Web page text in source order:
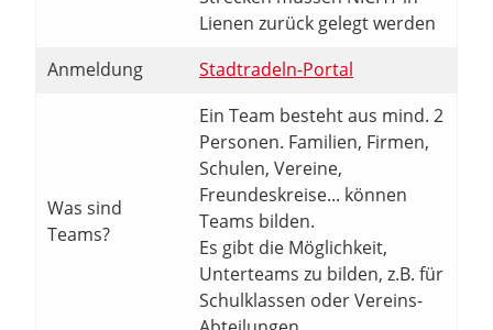
Lienen zurück gelegt werden
Anmeldung
Stadtradeln-Portal
Was sind
Teams?
Ein Team besteht aus mind. 2
Personen. Familien, Firmen,
Schulen, Vereine,
Freundeskreise... können
Teams bilden.
Es gibt die Möglichkeit,
Unterteams zu bilden, z.B. für
Schulklassen oder Vereins-